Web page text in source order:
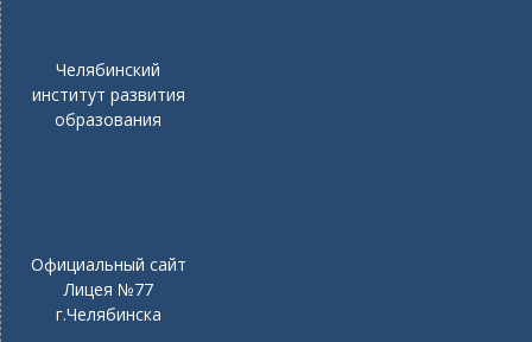
Челябинский
институт развития
образования
Официальный сайт
Лицея №77
г.Челябинска